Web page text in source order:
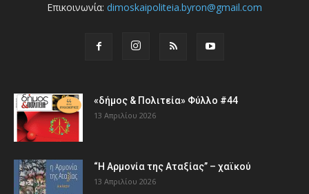
Επικοινωνία: dimoskaipoliteia.byron@gmail.com
«δήμος & Πολιτεία» Φύλλο #44
13 Απριλίου 2026
“Η Αρμονία της Αταξίας” – χαϊκού
13 Απριλίου 2026